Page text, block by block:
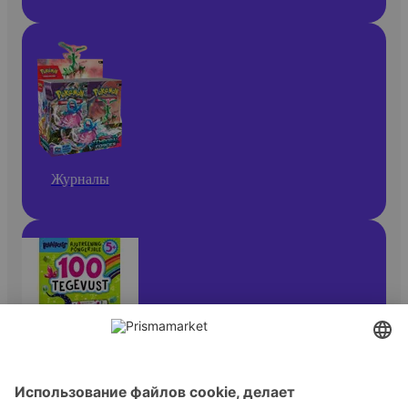
Журналы